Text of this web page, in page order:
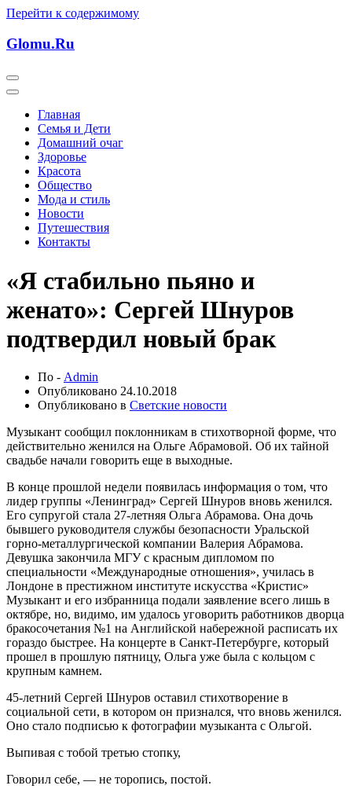
Перейти к содержимому
Glomu.Ru
Главная
Семья и Дети
Домашний очаг
Здоровье
Красота
Общество
Мода и стиль
Новости
Путешествия
Контакты
«Я стабильно пьяно и
женато»: Сергей Шнуров
подтвердил новый брак
По - Admin
Опубликовано 24.10.2018
Опубликовано в Светские новости
Музыкант сообщил поклонникам в стихотворной форме, что
действительно женился на Ольге Абрамовой. Об их тайной
свадьбе начали говорить еще в выходные.
В конце прошлой недели появилась информация о том, что
лидер группы «Ленинград» Сергей Шнуров вновь женился.
Его супругой стала 27-летняя Ольга Абрамова. Она дочь
бывшего руководителя службы безопасности Уральской
горно-металлургической компании Валерия Абрамова.
Девушка закончила МГУ с красным дипломом по
специальности «Международные отношения», училась в
Лондоне в престижном институте искусства «Кристис»
Музыкант и его избранница подали заявление всего лишь в
октябре, но, видимо, им удалось уговорить работников дворца
бракосочетания №1 на Английской набережной расписать их
гораздо быстрее. На концерте в Санкт-Петербурге, который
прошел в прошлую пятницу, Ольга уже была с кольцом с
крупным камнем.
45-летний Сергей Шнуров оставил стихотворение в
социальной сети, в котором он признался, что вновь женился.
Оно стало подписью к фотографии музыканта с Ольгой.
Выпивая с тобой третью стопку,
Говорил себе, — не торопись, постой.